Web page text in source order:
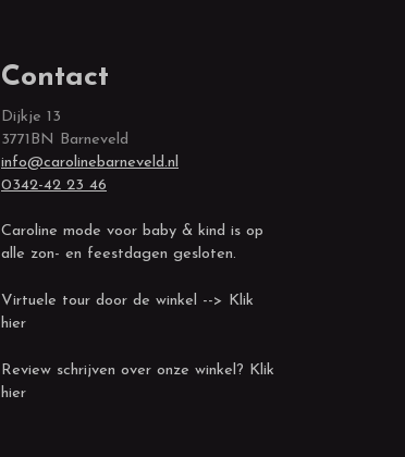
Contact
Dijkje 13
3771BN Barneveld
info@carolinebarneveld.nl
0342-42 23 46
Caroline mode voor baby & kind is op
alle zon- en feestdagen gesloten.
Virtuele tour door de winkel --> Klik
hier
Review schrijven over onze winkel? Klik
hier